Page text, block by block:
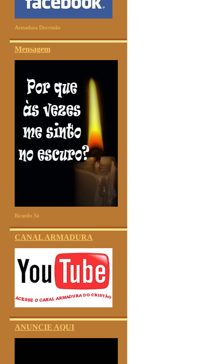
Armadura Docristão
Mensagem
Ricardo Sá
CANAL ARMADURA
ANUNCIE AQUI